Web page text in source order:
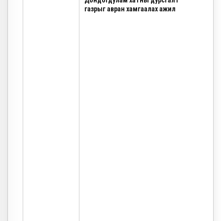
газрыг авран хамгаалах ажил